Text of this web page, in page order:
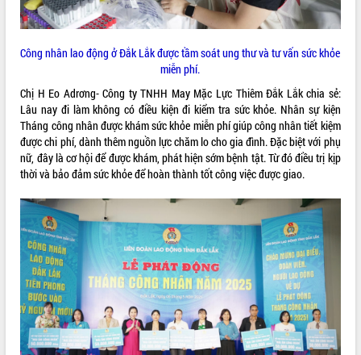
VIDEO
Công nhân lao động ở Đắk Lắk được tầm soát ung thư và tư vấn sức khỏe
miễn phí.
Chị H Eo Adrơng- Công ty TNHH May Mặc Lực Thiêm Đắk Lắk chia sẻ:
Lâu nay đi làm không có điều kiện đi kiểm tra sức khỏe. Nhân sự kiện
Tháng công nhân được khám sức khỏe miễn phí giúp công nhân tiết kiệm
được chi phí, dành thêm nguồn lực chăm lo cho gia đình. Đặc biệt với phụ
nữ, đây là cơ hội để được khám, phát hiện sớm bệnh tật. Từ đó điều trị kịp
thời và bảo đảm sức khỏe để hoàn thành tốt công việc được giao.